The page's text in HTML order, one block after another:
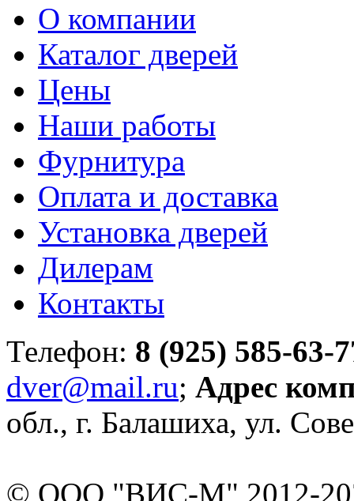
О компании
Каталог дверей
Цены
Наши работы
Фурнитура
Оплата и доставка
Установка дверей
Дилерам
Контакты
Телефон: 8 (925) 585-63-
dver@mail.ru; Адрес
обл., г. Балашиха, ул.
© ООО "ВИС-М" 2012-